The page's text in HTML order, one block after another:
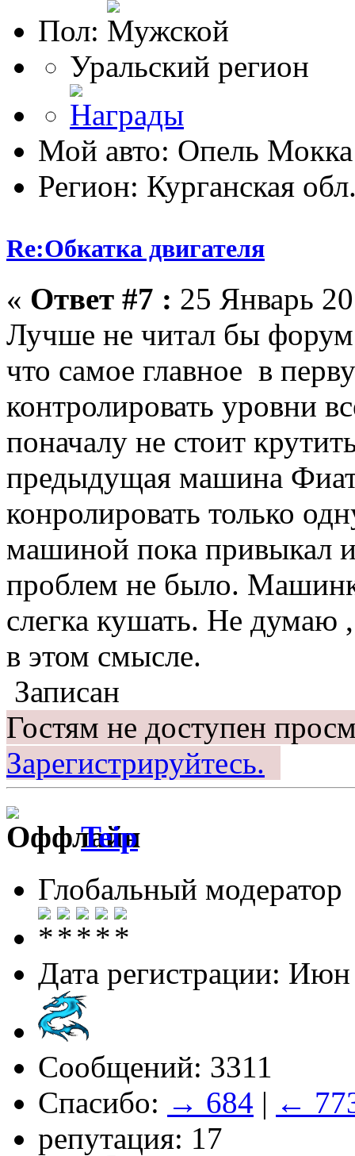
Пол:
Уральский регион
Мой авто: Опель Мокка
Регион: Курганская
Re:Обкатка двигателя
« Ответ #7 : 25 Январь
Лучше не читал бы
что самое главное в
контролировать уровни
поначалу не стоит
предыдущая машина
конролировать только
машиной пока привыкал
проблем не было.
слегка кушать. Не думаю
в этом смысле.
Записан
Гостям не доступен
Зарегистрируйтесь.
Teip
Глобальный модератор
Дата регистрации:
Сообщений: 3311
Спасибо: → 684 | ←
репутация: 17